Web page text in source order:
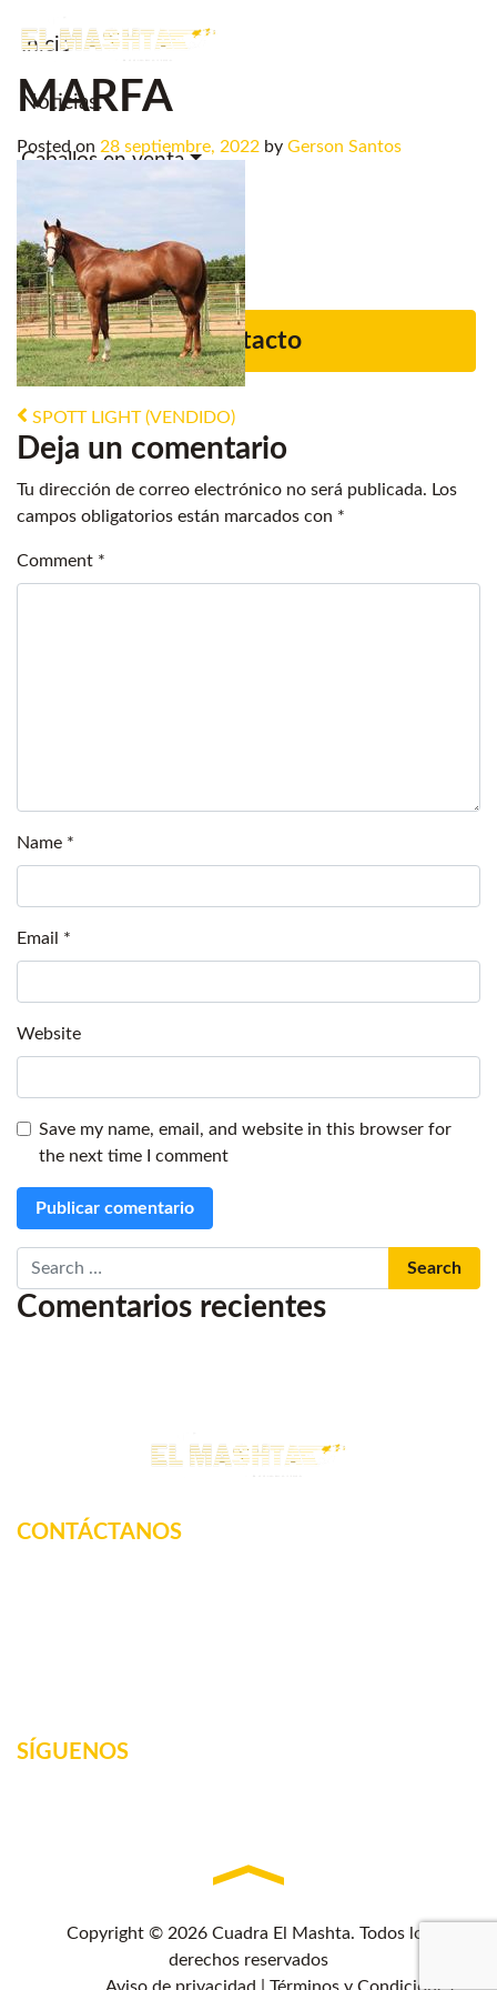
Inicio
Noticias.
Caballos en venta
Servicios
Criadero
Contacto
Main Navigation
MARFA
Posted on 28 septiembre, 2022 by Gerson Santos
Post navigation
SPOTT LIGHT (VENDIDO)
Deja un comentario
Tu dirección de correo electrónico no será publicada. Los
campos obligatorios están marcados con *
Comment *
Name *
Email *
Website
Save my name, email, and website in this browser for
the next time I comment
Search
Comentarios recientes
CONTÁCTANOS
SÍGUENOS
Copyright © 2026 Cuadra El Mashta. Todos los
derechos reservados